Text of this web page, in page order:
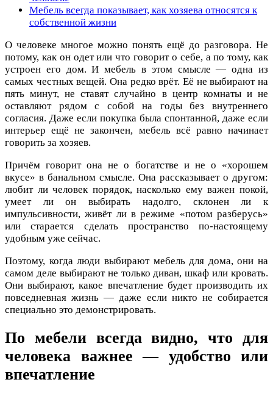
Мебель всегда показывает, как хозяева относятся к
собственной жизни
О человеке многое можно понять ещё до разговора. Не
потому, как он одет или что говорит о себе, а по тому, как
устроен его дом. И мебель в этом смысле — одна из
самых честных вещей. Она редко врёт. Её не выбирают на
пять минут, не ставят случайно в центр комнаты и не
оставляют рядом с собой на годы без внутреннего
согласия. Даже если покупка была спонтанной, даже если
интерьер ещё не закончен, мебель всё равно начинает
говорить за хозяев.
Причём говорит она не о богатстве и не о «хорошем
вкусе» в банальном смысле. Она рассказывает о другом:
любит ли человек порядок, насколько ему важен покой,
умеет ли он выбирать надолго, склонен ли к
импульсивности, живёт ли в режиме «потом разберусь»
или старается сделать пространство по-настоящему
удобным уже сейчас.
Поэтому, когда люди выбирают мебель для дома, они на
самом деле выбирают не только диван, шкаф или кровать.
Они выбирают, какое впечатление будет производить их
повседневная жизнь — даже если никто не собирается
специально это демонстрировать.
По мебели всегда видно, что для
человека важнее — удобство или
впечатление